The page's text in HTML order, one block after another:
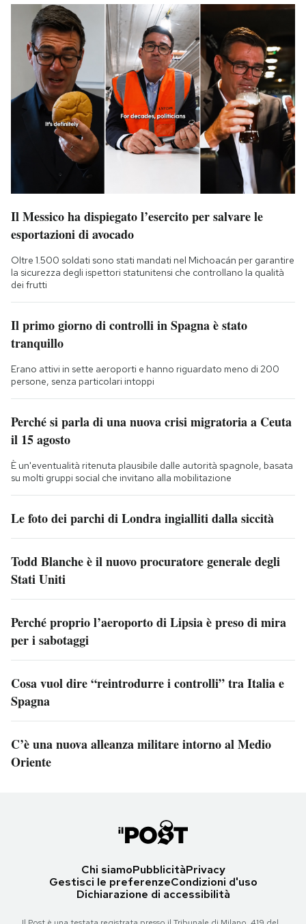
Il Messico ha dispiegato l’esercito per salvare le
esportazioni di avocado
Oltre 1.500 soldati sono stati mandati nel Michoacán per garantire
la sicurezza degli ispettori statunitensi che controllano la qualità
dei frutti
Il primo giorno di controlli in Spagna è stato
tranquillo
Erano attivi in sette aeroporti e hanno riguardato meno di 200
persone, senza particolari intoppi
Perché si parla di una nuova crisi migratoria a Ceuta
il 15 agosto
È un'eventualità ritenuta plausibile dalle autorità spagnole, basata
su molti gruppi social che invitano alla mobilitazione
Le foto dei parchi di Londra ingialliti dalla siccità
Todd Blanche è il nuovo procuratore generale degli
Stati Uniti
Perché proprio l’aeroporto di Lipsia è preso di mira
per i sabotaggi
Cosa vuol dire “reintrodurre i controlli” tra Italia e
Spagna
C’è una nuova alleanza militare intorno al Medio
Oriente
Chi siamoPubblicitàPrivacy
Gestisci le preferenzeCondizioni d'uso
Dichiarazione di accessibilità